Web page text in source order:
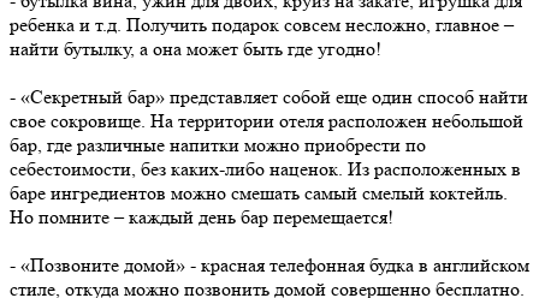
ребенка и т.д. Получить подарок совсем несложно, главное –
найти бутылку, а она может быть где угодно!
- «Секретный бар» представляет собой еще один способ найти
свое сокровище. На территории отеля расположен небольшой
бар, где различные напитки можно приобрести по
себестоимости, без каких-либо наценок. Из расположенных в
баре ингредиентов можно смешать самый смелый коктейль.
Но помните – каждый день бар перемещается!
- «Позвоните домой» - красная телефонная будка в английском
стиле, откуда можно позвонить домой совершенно бесплатно.